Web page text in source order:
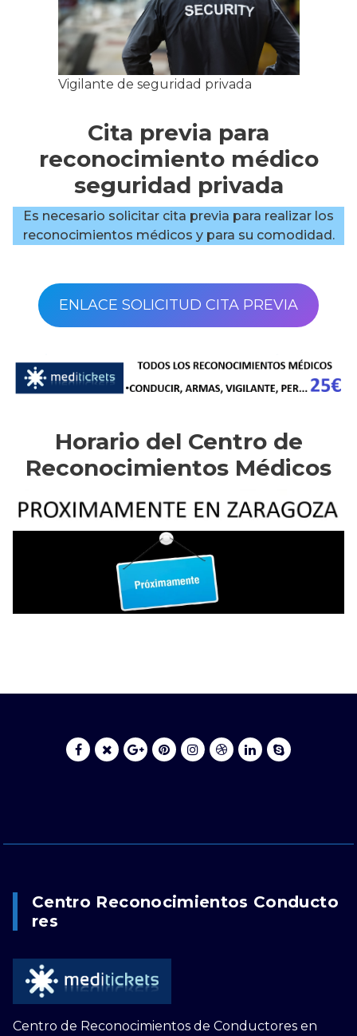
Vigilante de seguridad privada
Cita previa para
reconocimiento médico
seguridad privada
Es necesario solicitar cita previa para realizar los
reconocimientos médicos y para su comodidad.
ENLACE SOLICITUD CITA PREVIA
Horario del Centro de
Reconocimientos Médicos
Centro Reconocimientos Conducto
Res
Centro de Reconocimientos de Conductores en